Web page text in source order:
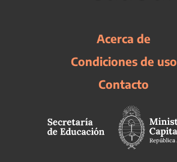
Acerca de
Condiciones de uso
Contacto